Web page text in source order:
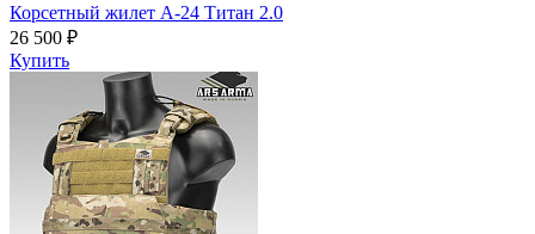
Корсетный жилет А-24 Титан 2.0
26 500 ₽
Купить